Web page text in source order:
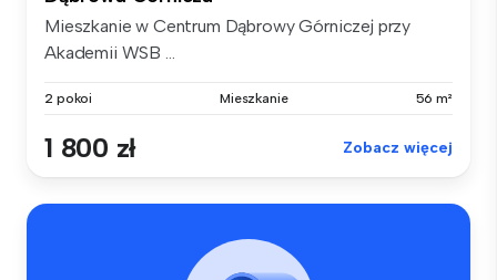
Mieszkanie w Centrum Dąbrowy Górniczej przy
Akademii WSB ...
2 pokoi Mieszkanie 56 m²
1 800 zł Zobacz więcej